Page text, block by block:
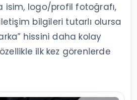
isim, logo/profil fotoğrafı,
bilgileri tutarlı olursa
hissini daha kolay
özellikle ilk kez görenlerde